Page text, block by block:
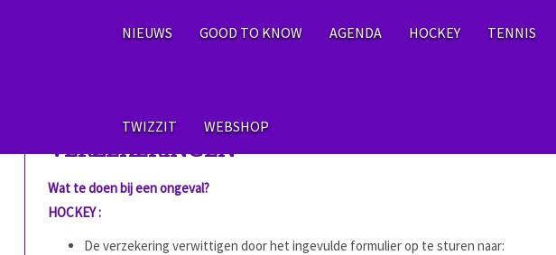
NIEUWS GOOD TO KNOW AGENDA HOCKEY TENNIS
TWIZZIT WEBSHOP
VERZEKERINGEN
Wat te doen bij een ongeval?
HOCKEY :
De verzekering verwittigen door het ingevulde formulier op te sturen naar: